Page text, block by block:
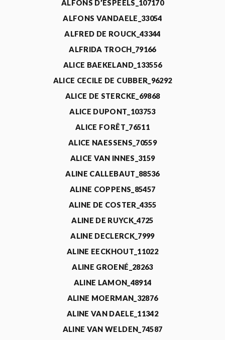
ALFONS D’ESPEELS_107170
ALFONS VANDAELE_33054
ALFRED DE ROUCK_43344
ALFRIDA TROCH_79166
ALICE BAEKELAND_133556
ALICE CECILE DE CUBBER_96292
ALICE DE STERCKE_69868
ALICE DUPONT_103753
ALICE FORÊT_76511
ALICE NAESSENS_70559
ALICE VAN INNES_3159
ALINE CALLEBAUT_88536
ALINE COPPENS_85457
ALINE DE COSTER_4355
ALINE DE RUYCK_4725
ALINE DECLERCK_7999
ALINE EECKHOUT_11022
ALINE GROENÉ_28263
ALINE LAMON_48914
ALINE MOERMAN_32876
ALINE VAN DAELE_11342
ALINE VAN WELDEN_74587